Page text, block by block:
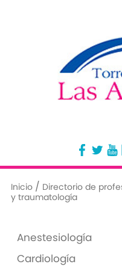
Inicio/ Directorio de
y traumatología
Anestesiología
Cardiología